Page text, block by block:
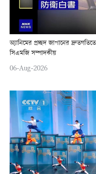
অ্যানিমের প্রচ্ছদ জাপানের
সিএমজি সম্পাদকীয়
06-Aug-2026